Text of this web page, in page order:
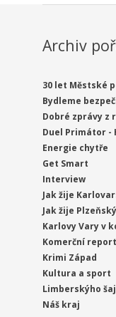
Archiv
30 let Městské
Bydleme
Dobré zprávy z
Duel Primátor -
Energie chytře
Get Smart
Interview
Jak žije
Jak žije
Karlovy Vary v
Komerční
Krimi Západ
Kultura a sport
Limberskýho
Náš kraj